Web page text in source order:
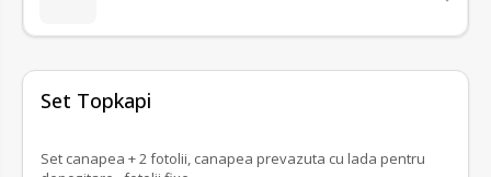
Set Topkapi
Set canapea + 2 fotolii, canapea prevazuta cu lada pentru